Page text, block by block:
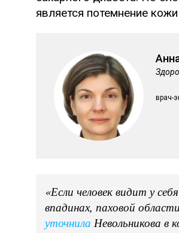
является потемнение
врач-
«Если человек видит у
впадинах, паховой
уточнила Невольникова